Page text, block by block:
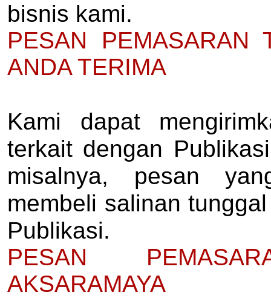
bisnis kami.
PESAN PEMASARAN
ANDA TERIMA
Kami dapat
terkait dengan
misalnya, pesan
membeli salinan
Publikasi.
PESAN
AKSARAMAYA